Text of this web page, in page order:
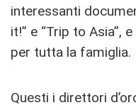
interessanti
it!” e “Trip to Asia”,
per tutta la famiglia.
Questi i direttori